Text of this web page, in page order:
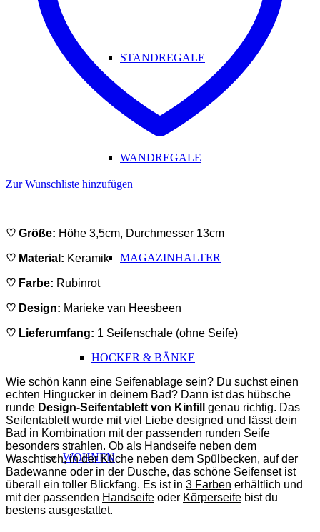
STANDREGALE
WANDREGALE
MAGAZINHALTER
HOCKER & BÄNKE
WOHNEN
Zur Wunschliste hinzufügen
♡ Größe: Höhe 3,5cm, Durchmesser 13cm
♡ Material: Keramik
♡ Farbe: Rubinrot
♡ Design: Marieke van Heesbeen
♡ Lieferumfang: 1 Seifenschale (ohne Seife)
Wie schön kann eine Seifenablage sein? Du suchst einen
echten Hingucker in deinem Bad? Dann ist das hübsche
runde Design-Seifentablett von Kinfill
genau richtig. Das
Seifentablett wurde mit viel Liebe designed und lässt dein
Bad in Kombination mit der passenden runden Seife
besonders strahlen. Ob als Handseife neben dem
Waschtisch, in der Küche neben dem Spülbecken, auf der
Badewanne oder in der Dusche, das schöne Seifenset ist
überall ein toller Blickfang. Es ist in 3 Farben erhältlich und
mit der passenden Handseife oder Körperseife bist du
bestens ausgestattet.